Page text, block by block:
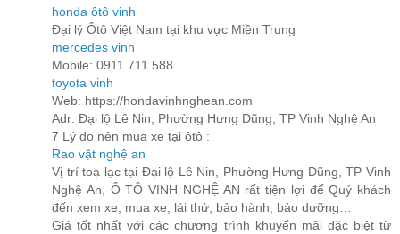
honda ôtô vinh
Đại lý Ôtô Việt Nam tại khu vực Miền Trung
mercedes vinh
Mobile: 0911 711 588
toyota vinh
Web: https://hondavinhnghean.com
Adr: Đại lộ Lê Nin, Phường Hưng Dũng, TP Vinh Nghệ An
7 Lý do nên mua xe tại ôtô :
Rao vặt nghệ an
Vị trí toạ lạc tại Đại lộ Lê Nin, Phường Hưng Dũng, TP Vinh
Nghệ An, Ô TÔ VINH NGHỆ AN rất tiện lợi để Quý khách
đến xem xe, mua xe, lái thử, bảo hành, bảo dưỡng…
Giá tốt nhất với các chương trình khuyến mãi đặc biệt từ